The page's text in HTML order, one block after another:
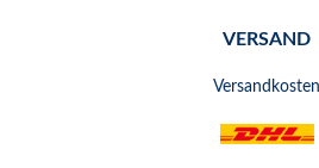
VERSAND
Versandkosten